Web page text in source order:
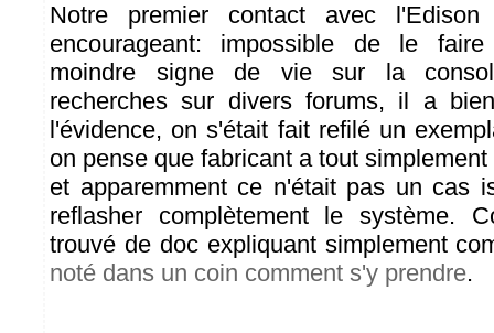
Notre premier contact avec
encourageant: impossible de le
moindre signe de vie sur la
recherches sur divers forums, il a
l'évidence, on s'était fait refilé un
on pense que fabricant a tout
et apparemment ce n'était pas un cas
reflasher complètement le système.
trouvé de doc expliquant simplement
noté dans un coin comment s'y prendre.